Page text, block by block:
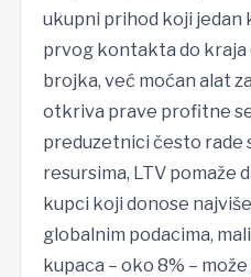
ukupni prihod koji jedan
prvog kontakta do kraja
brojka, već moćan alat za
otkriva prave profitne
preduzetnici često rade
resursima, LTV pomaže
kupci koji donose
globalnim podacima,
kupaca – oko 8% –